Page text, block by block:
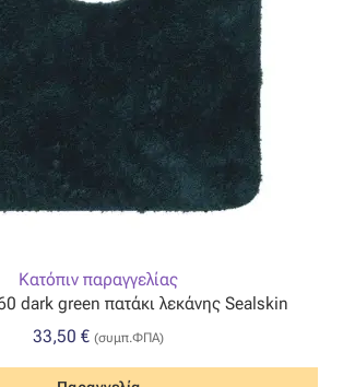
Κατόπιν παραγγελίας
dark green πατάκι λεκάνης Sealskin
33,50 € (συμπ.ΦΠΑ)